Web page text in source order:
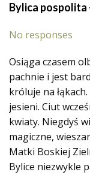
Bylica pospolita
No responses
Osiąga czasem
pachnie i jest
króluje na
jesieni. Ciut
kwiaty. Niegdyś
magiczne,
Matki Boskiej
Bylice niezwykle